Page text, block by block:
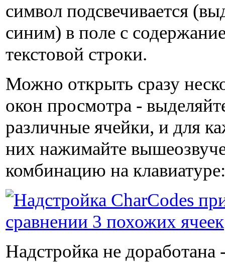
символ подсвечивается
синим) в поле с
текстовой строки.
Можно открыть сразу
окон просмотра -
различные ячейки, и для
них нажимайте
комбинацию на клавиатуре:
Надстройка не доработана